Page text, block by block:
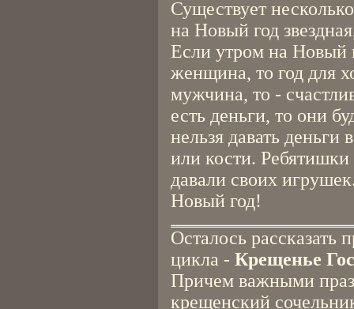
Существует
на Новый год
Если утром на Новый
женщина, то год для
мужчина, то -
есть деньги, то они
нельзя давать деньги
или кости.
давали своих
Новый год!
Осталось рассказать
цикла - Крещенье
Причем важными
крещенский